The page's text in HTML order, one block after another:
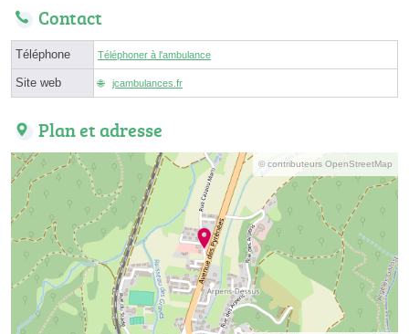
Contact
Téléphone Téléphoner à l'ambulance
Site web jcambulances.fr
Plan et adresse
© contributeurs OpenStreetMap